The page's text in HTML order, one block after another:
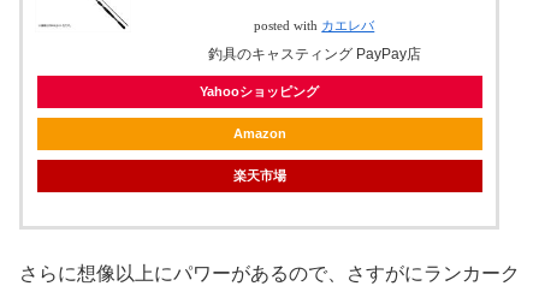
posted with カエレバ
釣具のキャスティング PayPay店
Yahooショッピング
Amazon
楽天市場
さらに想像以上にパワーがあるので、さすがにランカーク